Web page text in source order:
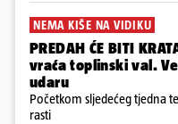
NEMA KIŠE NA VIDIKU
PREDAH ĆE BITI
vraća toplinski val.
udaru
Početkom sljedećeg tjedna
rasti